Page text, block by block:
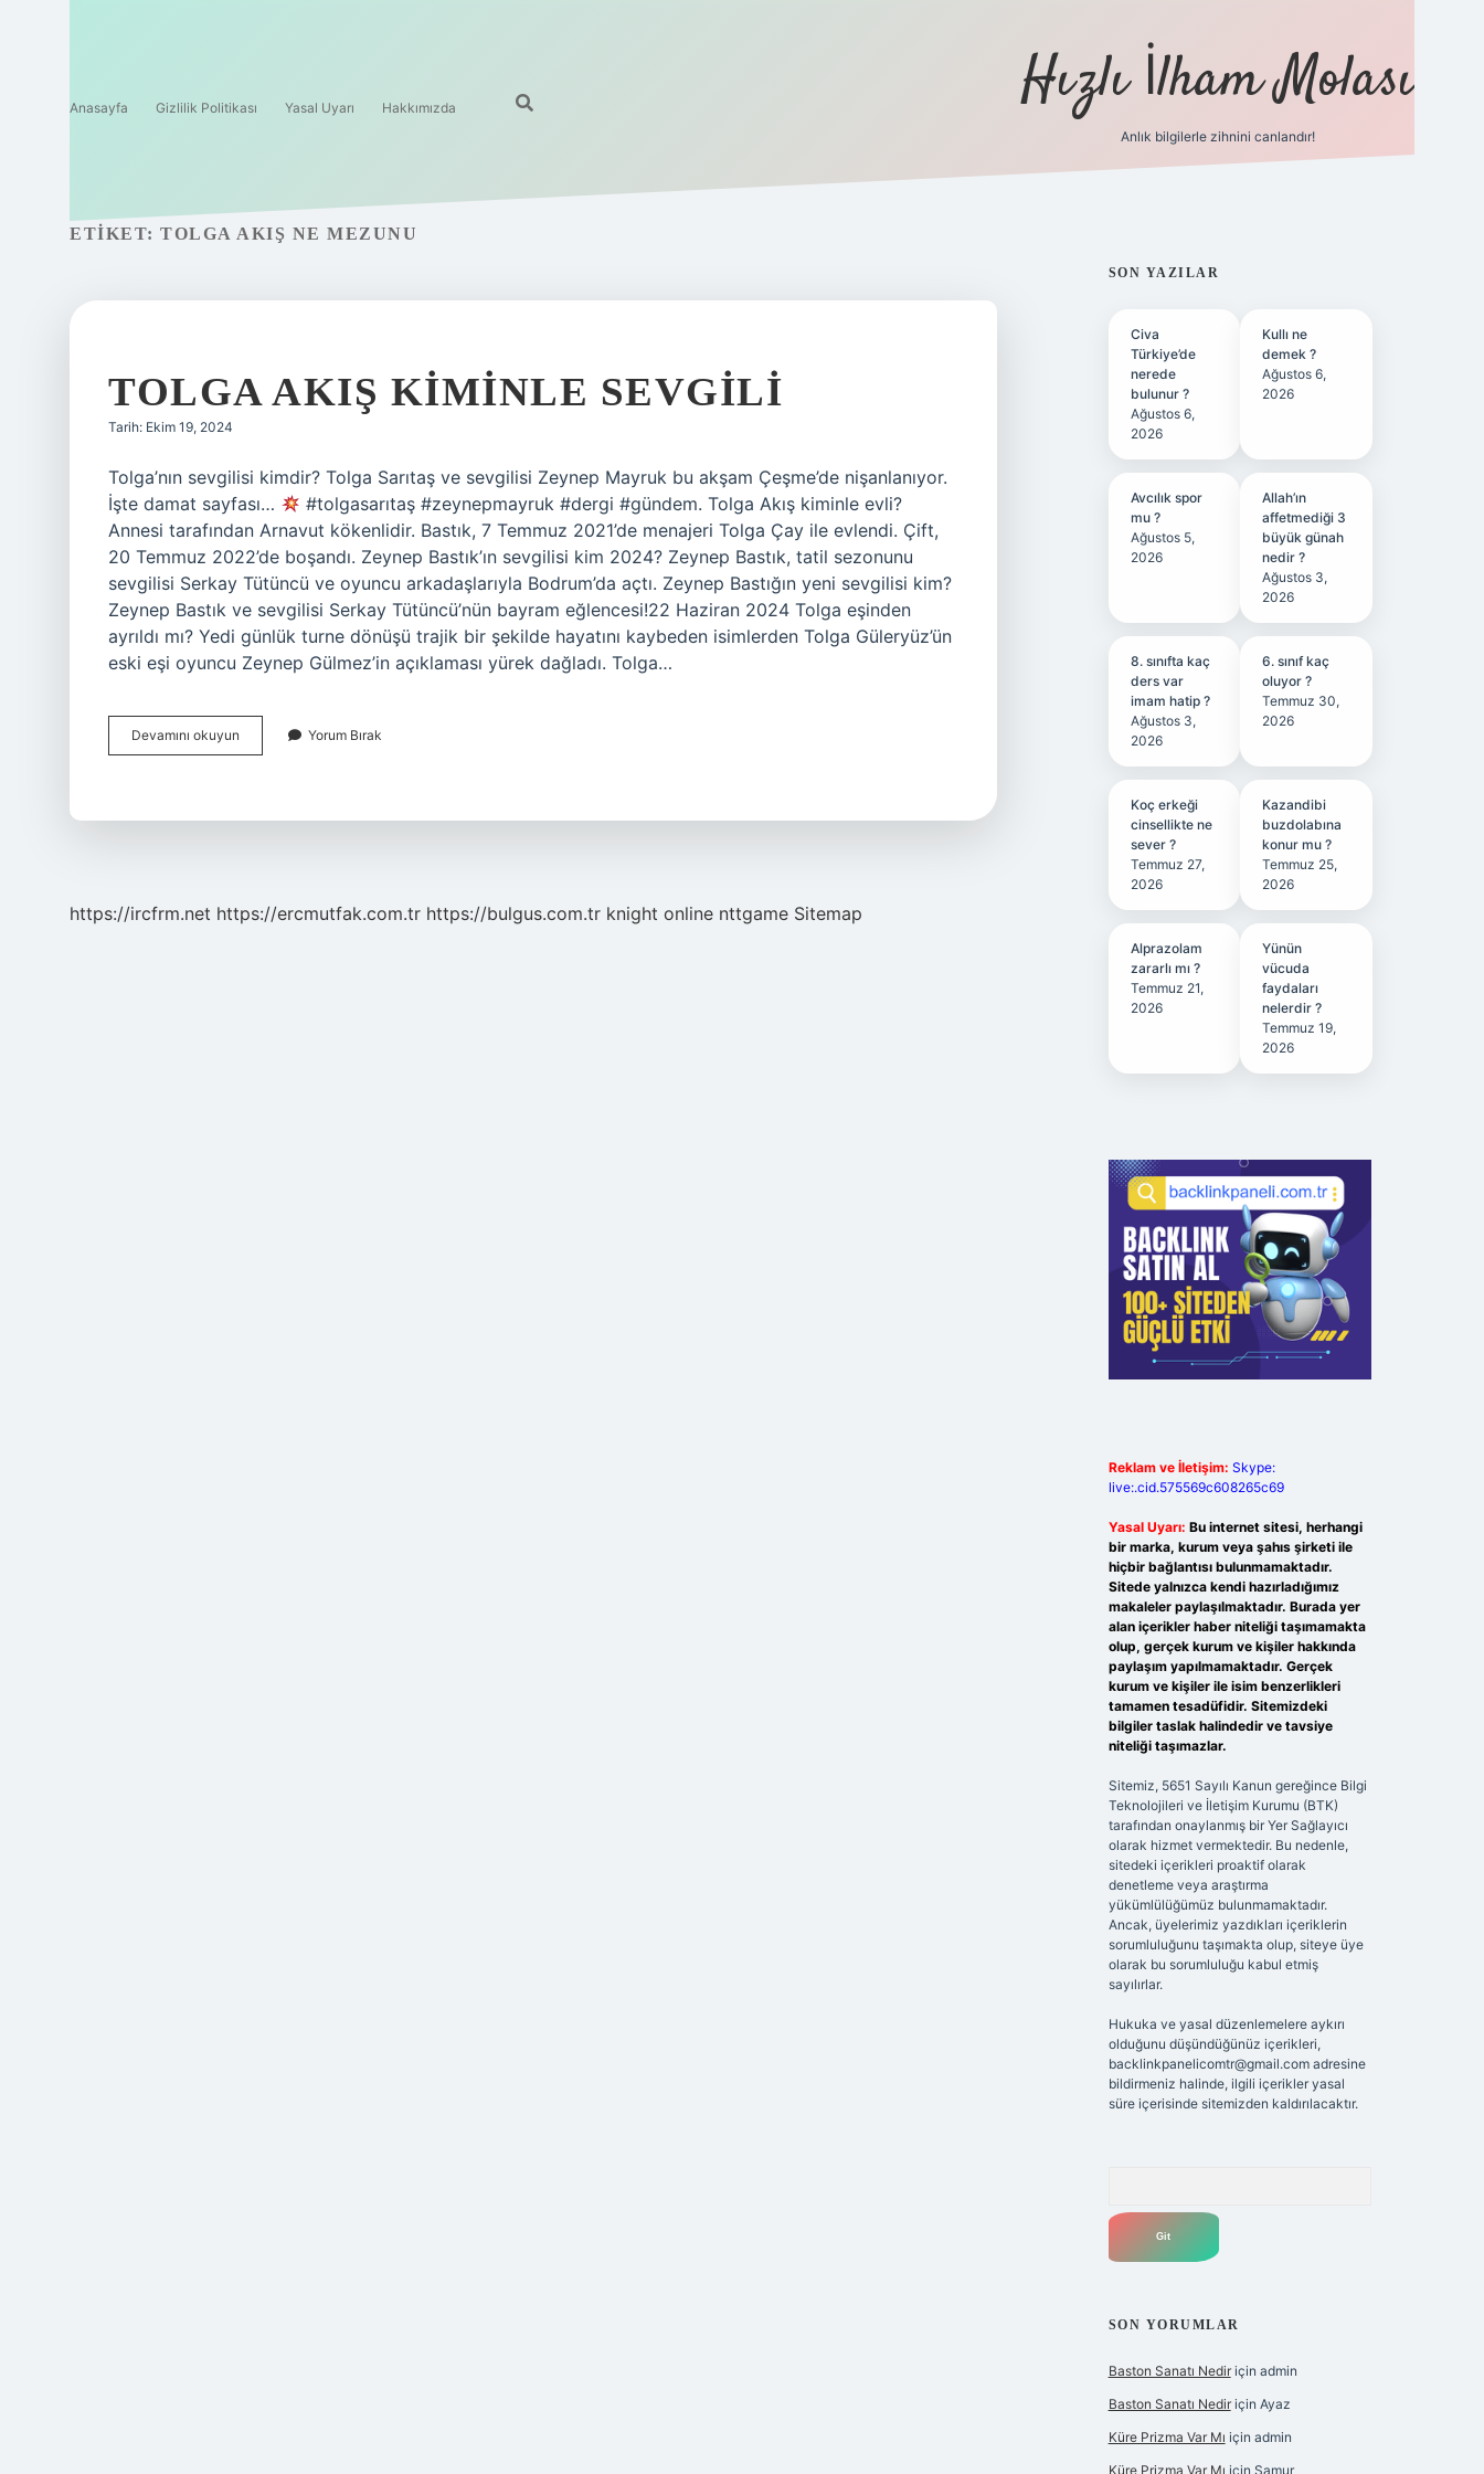
Anasayfa Gizlilik Politikası Yasal Uyarı Hakkımızda Hızlı İlham Molası
Anlık bilgilerle zihnini canlandır!
ETIKET: TOLGA AKIŞ NE MEZUNU
TOLGA AKIŞ KIMINLE SEVGILI
Tarih: Ekim 19, 2024
Tolga’nın sevgilisi kimdir? Tolga Sarıtaş ve sevgilisi Zeynep Mayruk bu akşam Çeşme’de nişanlanıyor.
İşte damat sayfası…
#tolgasarıtaş #zeynepmayruk #dergi #gündem. Tolga Akış kiminle evli?
Annesi tarafından Arnavut kökenlidir. Bastık, 7 Temmuz 2021’de menajeri Tolga Çay ile evlendi. Çift,
20 Temmuz 2022’de boşandı. Zeynep Bastık’ın sevgilisi kim 2024? Zeynep Bastık, tatil sezonunu
sevgilisi Serkay Tütüncü ve oyuncu arkadaşlarıyla Bodrum’da açtı. Zeynep Bastığın yeni sevgilisi kim?
Zeynep Bastık ve sevgilisi Serkay Tütüncü’nün bayram eğlencesi!22 Haziran 2024 Tolga eşinden
ayrıldı mı? Yedi günlük turne dönüşü trajik bir şekilde hayatını kaybeden isimlerden Tolga Güleryüz’ün
eski eşi oyuncu Zeynep Gülmez’in açıklaması yürek dağladı. Tolga…
Devamını okuyun
Akış
Yorum Bırak
https://ircfrm.net https://ercmutfak.com.tr https://bulgus.com.tr knight online nttgame Sitemap
SIDEBAR
SON YAZILAR
Civa
Türkiye’de
nerede
bulunur ?
Ağustos 6,
2026
Kullı ne
demek ?
Ağustos 6,
2026
Avcılık spor
mu ?
Ağustos 5,
2026
Allah’ın
affetmediği 3
büyük günah
nedir ?
Ağustos 3,
2026
8. sınıfta kaç
ders var
imam hatip ?
Ağustos 3,
2026
6. sınıf kaç
oluyor ?
Temmuz 30,
2026
Koç erkeği
cinsellikte ne
sever ?
Temmuz 27,
2026
Kazandibi
buzdolabına
konur mu ?
Temmuz 25,
2026
Alprazolam
zararlı mı ?
Temmuz 21,
2026
Yünün
vücuda
faydaları
nelerdir ?
Temmuz 19,
2026
Reklam ve İletişim: Skype:
live:.cid.575569c608265c69
Yasal Uyarı: Bu internet sitesi, herhangi
bir marka, kurum veya şahıs şirketi ile
hiçbir bağlantısı bulunmamaktadır.
Sitede yalnızca kendi hazırladığımız
makaleler paylaşılmaktadır. Burada yer
alan içerikler haber niteliği taşımamakta
olup, gerçek kurum ve kişiler hakkında
paylaşım yapılmamaktadır. Gerçek
kurum ve kişiler ile isim benzerlikleri
tamamen tesadüfidir. Sitemizdeki
bilgiler taslak halindedir ve tavsiye
niteliği taşımazlar.
Sitemiz, 5651 Sayılı Kanun gereğince Bilgi
Teknolojileri ve İletişim Kurumu (BTK)
tarafından onaylanmış bir Yer Sağlayıcı
olarak hizmet vermektedir. Bu nedenle,
sitedeki içerikleri proaktif olarak
denetleme veya araştırma
yükümlülüğümüz bulunmamaktadır.
Ancak, üyelerimiz yazdıkları içeriklerin
sorumluluğunu taşımakta olup, siteye üye
olarak bu sorumluluğu kabul etmiş
sayılırlar.
Hukuka ve yasal düzenlemelere aykırı
olduğunu düşündüğünüz içerikleri,
backlinkpanelicomtr@gmail.comadresine
bildirmeniz halinde, ilgili içerikler yasal
süre içerisinde sitemizden kaldırılacaktır.
SON YORUMLAR
Baston Sanatı Nediriçin admin
Baston Sanatı Nediriçin Ayaz
Küre Prizma Var Mı için admin
Küre Prizma Var Mı için Samur